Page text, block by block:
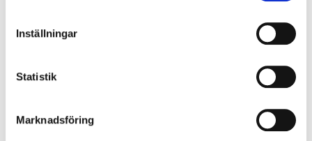
Inställningar
Statistik
Marknadsföring